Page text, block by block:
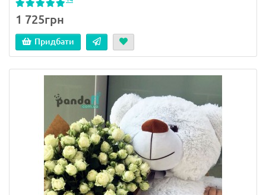
1 725грн
Придбати